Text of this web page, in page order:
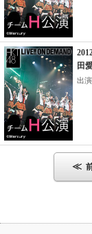
田
出
≪